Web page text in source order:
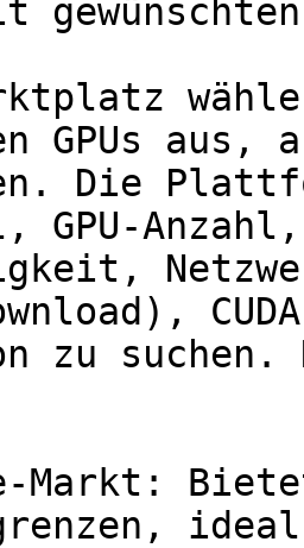
gewünschten
GPUs
Die
GPU-
zu suchen.
Markt: Bietet